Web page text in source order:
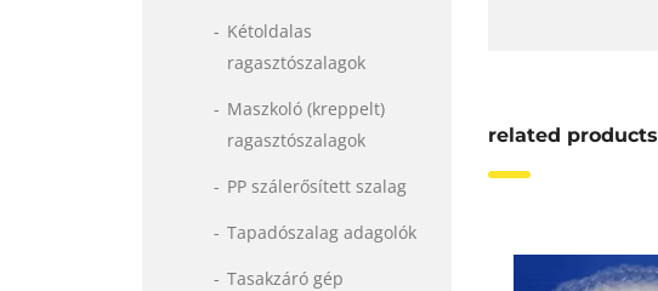
related products
Kétoldalas
ragasztószalagok
Maszkoló (kreppelt)
ragasztószalagok
PP szálerősített szalag
Tapadószalag adagolók
Tasakzáró gép